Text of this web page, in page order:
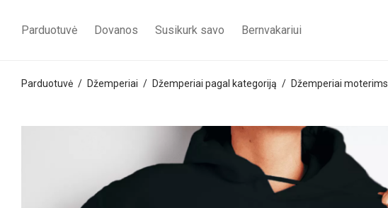
Parduotuvė Dovanos Susikurk savo Bernvakariui
Parduotuvė / Džemperiai / Džemperiai pagal kategoriją / Džemperiai moterims